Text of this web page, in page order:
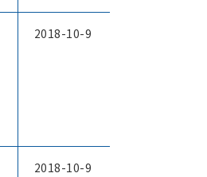
2018-10-9
2018-10-9